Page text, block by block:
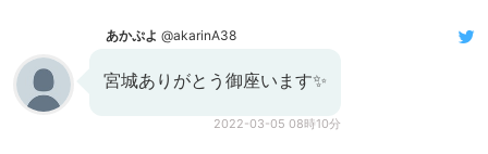
あかぷよ @akarinA38
宮城ありがとう御座います✨
2022-03-05 08時10分